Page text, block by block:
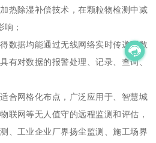
热除湿补偿技术，在颗粒物检测中减
；
数据均能通过无线网络实时传递到数
有对数据的报警处理、记录、查询、
合网格化布点，广泛应用于、智慧城
联网等无人值守的远程监测和评估，
、工业企业厂界扬尘监测、施工场界